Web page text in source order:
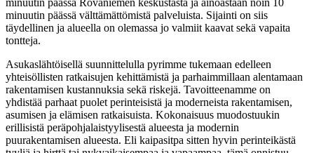
minuutin päässä Rovaniemen keskustasta ja ainoastaan noin 10
minuutin päässä välttämättömistä palveluista. Sijainti on siis
täydellinen ja alueella on olemassa jo valmiit kaavat sekä vapaita
tontteja.
Asukaslähtöisellä suunnittelulla pyrimme tukemaan edelleen
yhteisöllisten ratkaisujen kehittämistä ja parhaimmillaan alentamaan
rakentamisen kustannuksia sekä riskejä. Tavoitteenamme on
yhdistää parhaat puolet perinteisistä ja moderneista rakentamisen,
asumisen ja elämisen ratkaisuista. Kokonaisuus muodostuukin
erillisistä peräpohjalaistyylisestä alueesta ja modernin
puurakentamisen alueesta. Eli kaipasitpa sitten hyvin perinteikästä